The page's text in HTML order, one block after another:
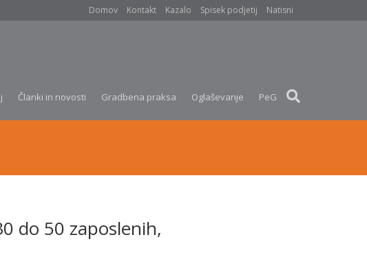
Domov Kontakt Kazalo Spisek podjetij Natisni
Članki in novosti Gradbena praksa Oglaševanje PeG
do 50 zaposlenih,